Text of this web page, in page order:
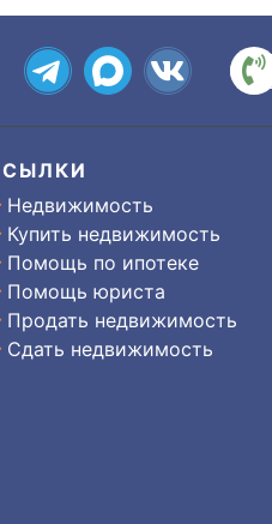
Недвижимость
Купить недвижимость
Помощь по ипотеке
Помощь юриста
Продать недвижимость
Сдать недвижимость